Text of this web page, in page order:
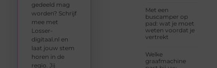
Met een
buscamper op
pad: wat je moet
weten voordat je
vertrekt
Welke
graafmachine
gedeeld mag
worden? Schrijf
mee met
Losser-
digitaal.nl en
laat jouw stem
horen in de
regio. Jij